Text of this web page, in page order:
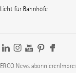
Licht für Bahnhöfe
ERCO News abonnieren